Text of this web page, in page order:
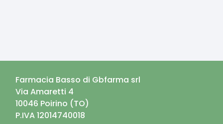
Farmacia Basso di Gbfarma srl
Via Amaretti 4
10046 Poirino (TO)
P.IVA12014740018